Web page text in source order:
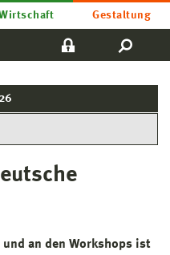
Gestaltung
und an den Workshops ist